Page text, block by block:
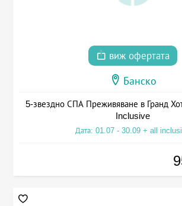
виж офертата
Банско
5-звездно СПА Преживяване в Гранд
Inclusive
Дата: 01.07 - 30.09 + all